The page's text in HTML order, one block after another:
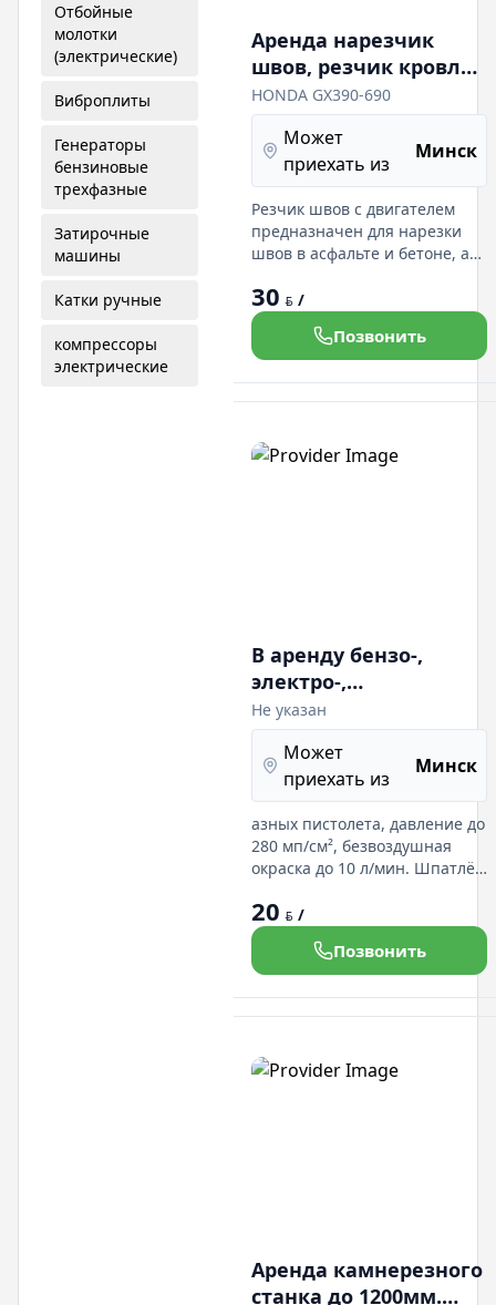
Отбойные
молотки
(электрические)
Виброплиты
Генераторы
бензиновые
трехфазные
Затирочные
машины
Катки ручные
компрессоры
электрические
Аренда нарезчик
швов, резчик кровли.
Бензо-электро HAMER
HONDA GX390-690
пропил до 300 мм.
HONDA GX390-690
Может
приехать из
Минск
Резчик швов с двигателем
предназначен для нарезки
швов в асфальте и бетоне, а
Пропил до 300 мм в
зависимости от
оборудования. Резчик мягкой
кровли, для удаления мягких
верхних слоев старой кровли
- спрессованного рубероида,
из шлаковаты или иных
30 BYN /
Позвонить
В аренду бензо-,
электро-,
пневмоагрегат
безвоздушной
окраски
Не указан
Может
приехать из
Минск
азных пистолета, давление до
280 мп/см², безвоздушная
окраска до 10 л/мин. Шпатлё
профессионального
безвоздушного аппарата
высокого давления - 10
литров в минуту. Этой
производительностью хватит
чтобы распылять не только
также высоковязкие
20 BYN /
Позвонить
Аренда камнерезного
станка до 1200мм.